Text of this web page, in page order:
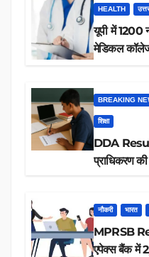
HEALTH
यूपी में 1200
मेडिकल
BREAKING
शिक्षा
DDA
प्राधिकरण
नौकरी भारत
MPRSB
एपेक्स बैंक में